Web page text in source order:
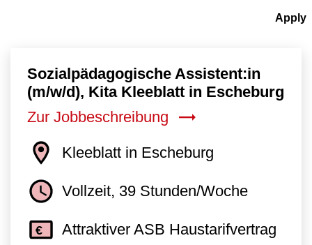
Sozialpädagogische Assistent:in
(m/w/d), Kita Kleeblatt in Escheburg
Zur Jobbeschreibung
Kleeblatt in Escheburg
Vollzeit, 39 Stunden/Woche
Attraktiver ASB Haustarifvertrag